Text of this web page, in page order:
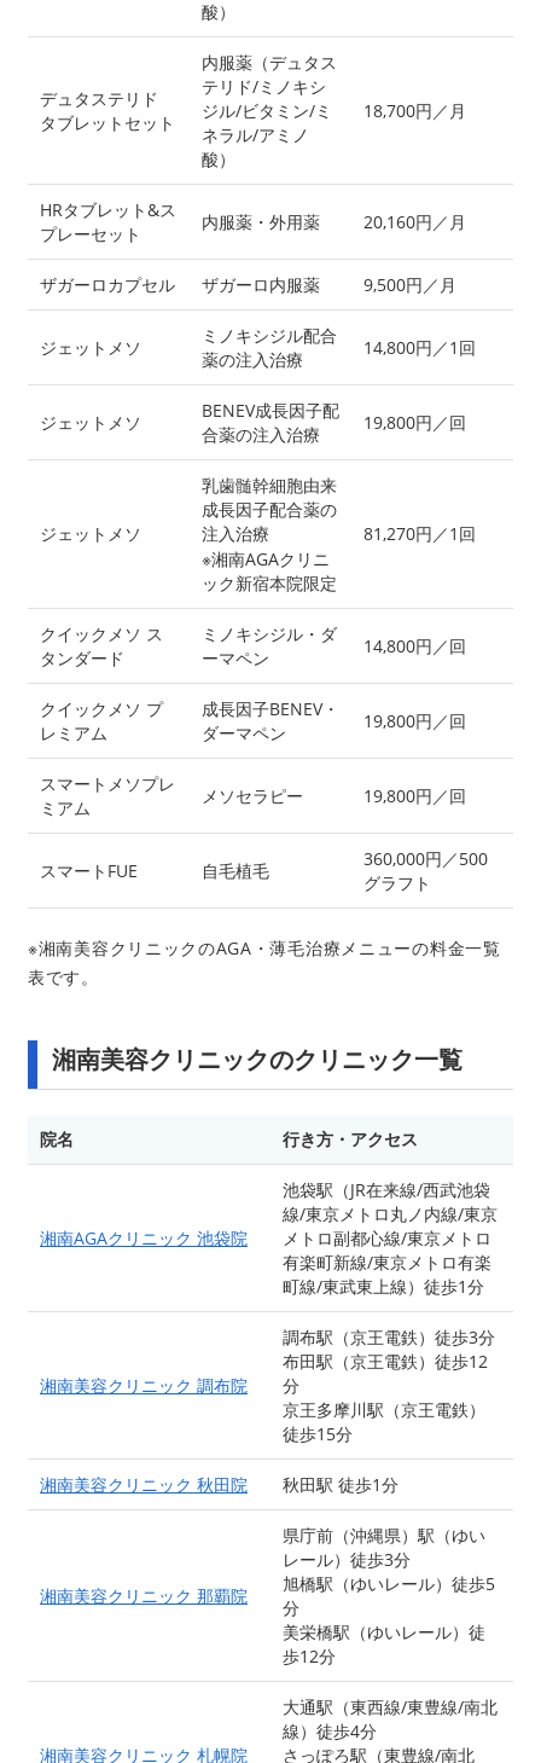
酸）
デュタステリド
タブレットセット
内服薬（デュタス
テリド/ミノキシ
ジル/ビタミン/ミ
ネラル/アミノ
酸）
18,700円／月
HRタブレット&ス
プレーセット
内服薬・外用薬 20,160円／月
ザガーロカプセル ザガーロ内服薬 9,500円／月
ジェットメソ
ミノキシジル配合
薬の注入治療
14,800円／1回
ジェットメソ
BENEV成長因子配
合薬の注入治療
19,800円／回
ジェットメソ
乳歯髄幹細胞由来
成長因子配合薬の
注入治療
※湘南AGAクリニ
ック新宿本院限定
81,270円／1回
クイックメソ ス
タンダード
ミノキシジル・ダ
ーマペン
14,800円／回
クイックメソ プ
レミアム
成長因子BENEV・
ダーマペン
19,800円／回
スマートメソプレ
ミアム
メソセラピー 19,800円／回
スマートFUE 自毛植毛
360,000円／500
グラフト
※湘南美容クリニックのAGA・薄毛治療メニューの料金一覧
表です。
湘南美容クリニックのクリニック一覧
院名 行き方・アクセス
湘南AGAクリニック 池袋院
池袋駅（JR在来線/西武池袋
線/東京メトロ丸ノ内線/東京
メトロ副都心線/東京メトロ
有楽町新線/東京メトロ有楽
町線/東武東上線）徒歩1分
湘南美容クリニック 調布院
調布駅（京王電鉄）徒歩3分
布田駅（京王電鉄）徒歩12
分
京王多摩川駅（京王電鉄）
徒歩15分
湘南美容クリニック 秋田院 秋田駅 徒歩1分
湘南美容クリニック 那覇院
県庁前（沖縄県）駅（ゆい
レール）徒歩3分
旭橋駅（ゆいレール）徒歩5
分
美栄橋駅（ゆいレール）徒
歩12分
湘南美容クリニック 札幌院
大通駅（東西線/東豊線/南北
線）徒歩4分
さっぽろ駅（東豊線/南北